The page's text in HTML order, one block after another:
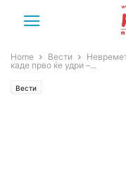
Home Вести
каде прво ќе удри –...
Вести